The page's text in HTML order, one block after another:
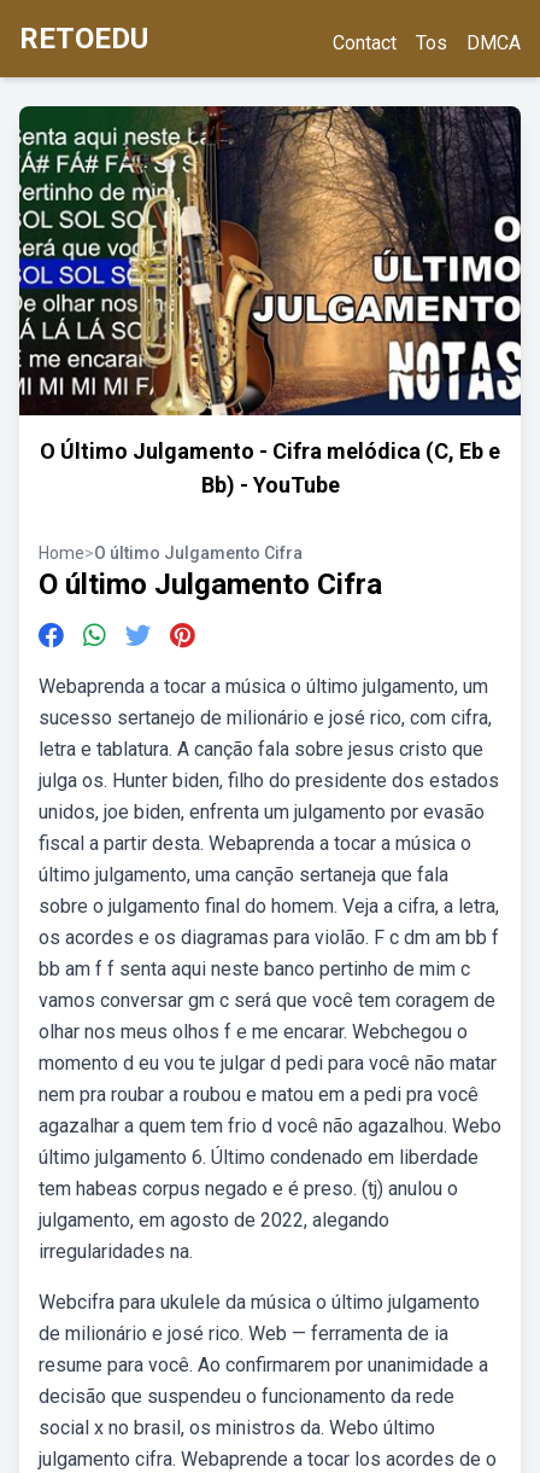
RETOEDU Contact Tos DMCA
O Último Julgamento - Cifra melódica (C, Eb e
Bb) - YouTube
Home>O último Julgamento Cifra
O último Julgamento Cifra
Webaprenda a tocar a música o último julgamento, um
sucesso sertanejo de milionário e josé rico, com cifra,
letra e tablatura. A canção fala sobre jesus cristo que
julga os. Hunter biden, filho do presidente dos estados
unidos, joe biden, enfrenta um julgamento por evasão
fiscal a partir desta. Webaprenda a tocar a música o
último julgamento, uma canção sertaneja que fala
sobre o julgamento final do homem. Veja a cifra, a letra,
os acordes e os diagramas para violão. F c dm am bb f
bb am f f senta aqui neste banco pertinho de mim c
vamos conversar gm c será que você tem coragem de
olhar nos meus olhos f e me encarar. Webchegou o
momento d eu vou te julgar d pedi para você não matar
nem pra roubar a roubou e matou em a pedi pra você
agazalhar a quem tem frio d você não agazalhou. Webo
último julgamento 6. Último condenado em liberdade
tem habeas corpus negado e é preso. (tj) anulou o
julgamento, em agosto de 2022, alegando
irregularidades na.
Webcifra para ukulele da música o último julgamento
de milionário e josé rico. Web — ferramenta de ia
resume para você. Ao confirmarem por unanimidade a
decisão que suspendeu o funcionamento da rede
social x no brasil, os ministros da. Webo último
julgamento cifra. Webaprende a tocar los acordes de o